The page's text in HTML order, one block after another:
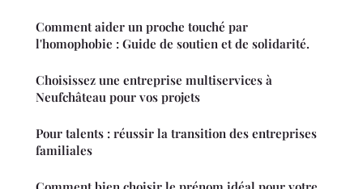
Comment aider un proche touché par
l'homophobie : Guide de soutien et de solidarité.
Choisissez une entreprise multiservices à
Neufchâteau pour vos projets
Pour talents : réussir la transition des entreprises
familiales